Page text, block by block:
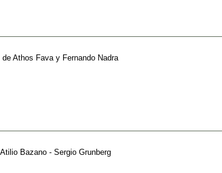
de Athos Fava y Fernando Nadra
Atilio Bazano - Sergio Grunberg